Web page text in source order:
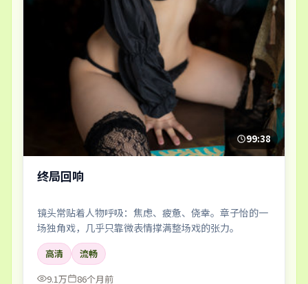
99:38
终局回响
镜头常贴着人物呼吸：焦虑、疲惫、侥幸。章子怡的一
场独角戏，几乎只靠微表情撑满整场戏的张力。
高清
流畅
9.1万
86个月前